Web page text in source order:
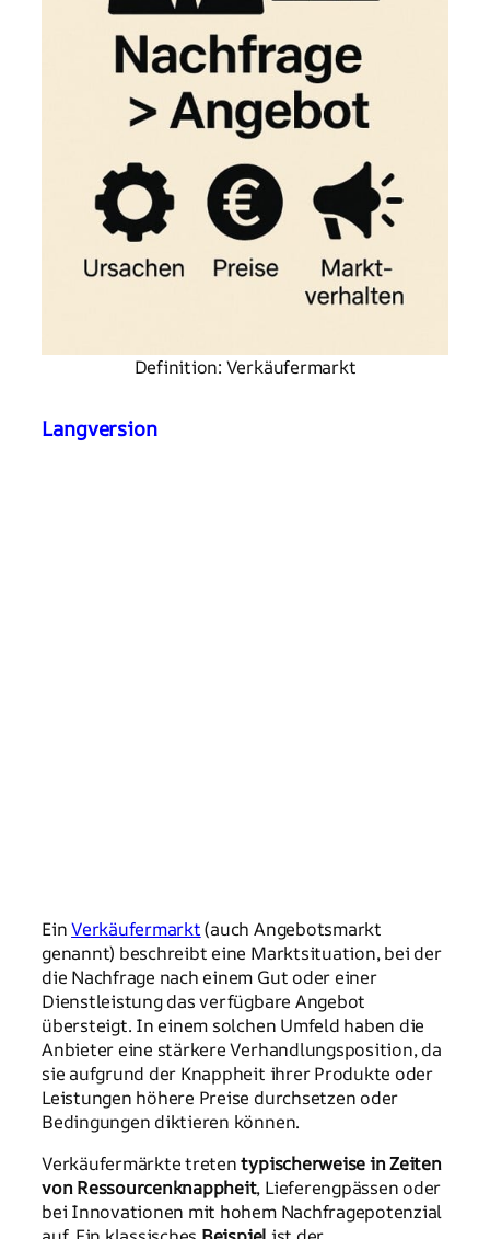
Definition: Verkäufermarkt
Langversion
EinVerkäufermarkt(auch Angebotsmarkt
genannt) beschreibt eine Marktsituation, bei der
die Nachfrage nach einem Gut oder einer
Dienstleistung das verfügbare Angebot
übersteigt. In einem solchen Umfeld haben die
Anbieter eine stärkere Verhandlungsposition, da
sie aufgrund der Knappheit ihrer Produkte oder
Leistungen höhere Preise durchsetzen oder
Bedingungen diktieren können.
Verkäufermärkte tretentypischerweise in Zeiten
von Ressourcenknappheit, Lieferengpässen oder
bei Innovationen mit hohem Nachfragepotenzial